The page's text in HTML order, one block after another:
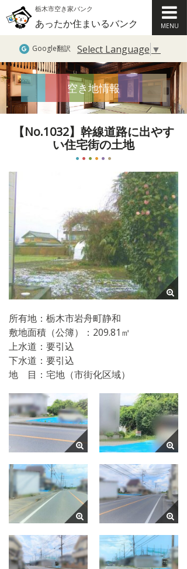
栃木市空き家バンク
あったか住まいるバンク MENU
Google翻訳 Select Language ▼
空き地情報
【No.1032】幹線道路に出やす
い住宅街の土地
所有地：栃木市岩舟町静和
敷地面積（公簿）：209.81㎡
上水道：要引込
下水道：要引込
地 目：宅地（市街化区域）